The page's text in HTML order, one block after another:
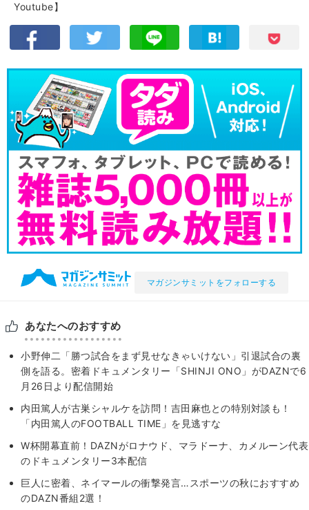
Youtube】
マガジンサミットをフォローする
あなたへのおすすめ
小野伸二「勝つ試合をまず見せなきゃいけない」引退試合の裏
側を語る。密着ドキュメンタリー「SHINJI ONO」がDAZNで6
月26日より配信開始
内田篤人が古巣シャルケを訪問！吉田麻也との特別対談も！
「内田篤人のFOOTBALL TIME」を見逃すな
W杯開幕直前！DAZNがロナウド、マラドーナ、カメルーン代表
のドキュメンタリー3本配信
巨人に密着、ネイマールの衝撃発言…スポーツの秋におすすめ
のDAZN番組2選！